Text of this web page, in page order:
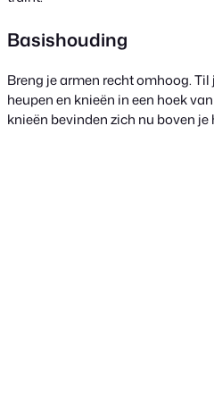
Basishouding
Breng je armen recht omhoog.
heupen en knieën in een hoek
knieën bevinden zich nu boven je